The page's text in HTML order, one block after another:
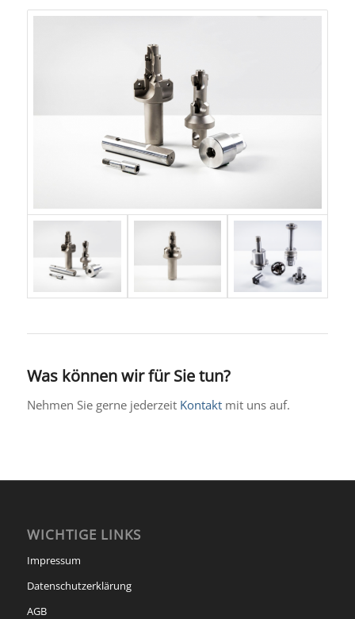
Was können wir für Sie tun?
Nehmen Sie gerne jederzeit Kontaktmit uns auf.
WICHTIGE LINKS
Impressum
Datenschutzerklärung
AGB